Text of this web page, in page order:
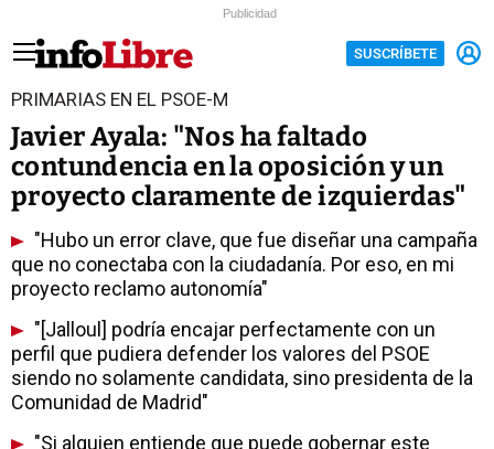
Publicidad
SUSCRÍBETE
PRIMARIAS EN EL PSOE-M
Javier Ayala: "Nos ha faltado
contundencia en la oposición y un
proyecto claramente de izquierdas"
"Hubo un error clave, que fue diseñar una campaña
que no conectaba con la ciudadanía. Por eso, en mi
proyecto reclamo autonomía"
"[Jalloul] podría encajar perfectamente con un
perfil que pudiera defender los valores del PSOE
siendo no solamente candidata, sino presidenta de la
Comunidad de Madrid"
"Si alguien entiende que puede gobernar este